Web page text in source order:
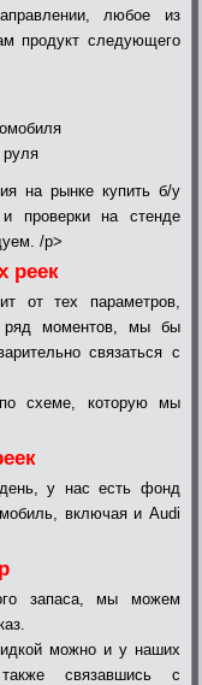
любое из
продукт следующего
руля
на рынке купить б/у
проверки на стенде
/p>
реек
от тех параметров,
ряд моментов, мы бы
связаться с
схеме, которую мы
у нас есть фонд
включая и Audi
запаса, мы можем
можно и у наших
связавшись с